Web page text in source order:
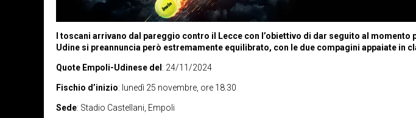
I toscani arrivano dal pareggio contro il Lecce con l’obiettivo di dar seguito al momento
Udine si preannuncia però estremamente equilibrato, con le due compagini appaiate in
Quote Empoli-Udinese del: 24/11/2024
Fischio d’inizio: lunedì 25 novembre, ore 18.30
Sede: Stadio Castellani, Empoli